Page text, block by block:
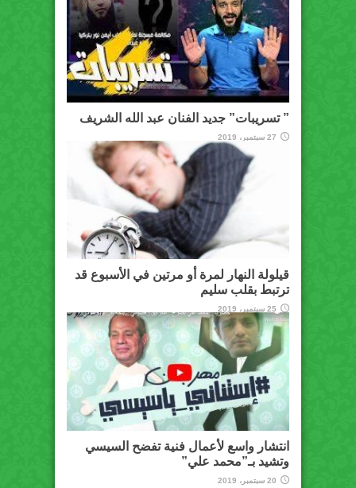
” تسريبات” جديد الفنان عبد الله الشريف
27 سبتمبر، 2019
قيلولة النهار لمرة أو مرتين في الأسبوع قد
ترتبط بقلب سليم
25 سبتمبر، 2019
انتشار واسع لأعمال فنية تفضح السيسي
وتشيد بـ”محمد علي”
20 سبتمبر، 2019